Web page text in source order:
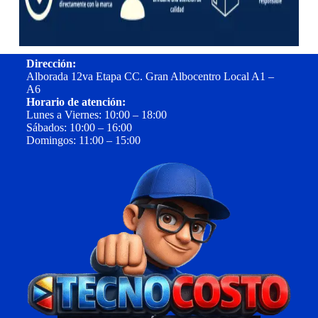
Dirección:
Alborada 12va Etapa CC. Gran Albocentro Local A1 –
A6
Horario de atención:
Lunes a Viernes: 10:00 – 18:00
Sábados: 10:00 – 16:00
Domingos: 11:00 – 15:00